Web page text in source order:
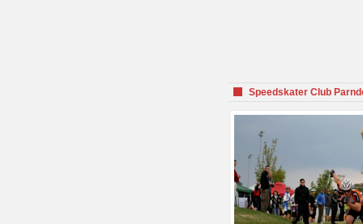
Speedskater Club